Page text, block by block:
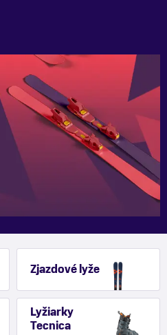
Zjazdové lyže
Lyžiarky
Tecnica